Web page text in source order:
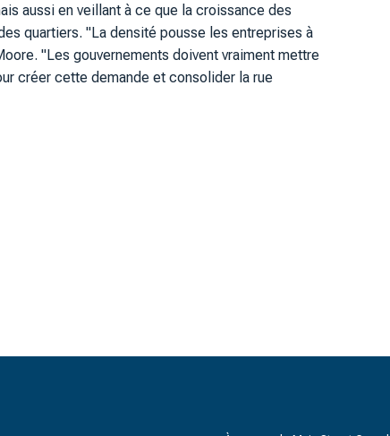
aussi en veillant à ce que la croissance des
quartiers. "La densité pousse les entreprises à
"Les gouvernements doivent vraiment mettre
créer cette demande et consolider la rue